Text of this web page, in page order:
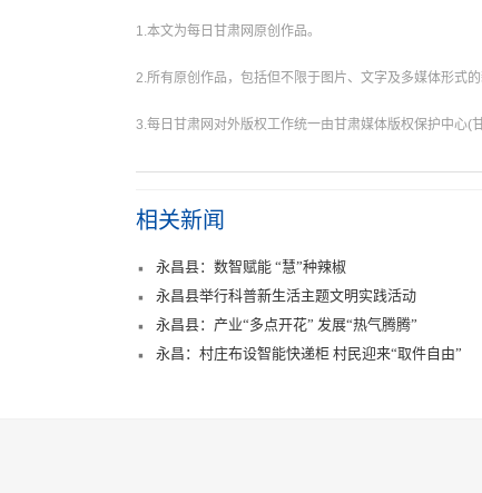
1.本文为每日甘肃网原创作品。
2.所有原创作品，包括但不限于图片、文字及多媒体形式
3.每日甘肃网对外版权工作统一由甘肃媒体版权保护中心(
相关新闻
永昌县：数智赋能 “慧”种辣椒
永昌县举行科普新生活主题文明实践活动
永昌县：产业“多点开花” 发展“热气腾腾”
永昌：村庄布设智能快递柜 村民迎来“取件自由”